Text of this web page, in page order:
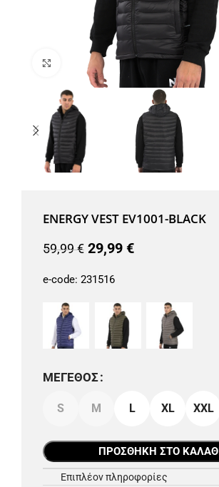
Μεγέθυνση
ENERGY VEST EV1001-BLACK
59,99€ 29,99 €
e-code: 231516
ΜΈΓΕΘΟΣ
S M L XL XXL
ΠΡΟΣΘΉΚΗ ΣΤΟ ΚΑΛΆΘΙ
Επιπλέον πληροφορίες